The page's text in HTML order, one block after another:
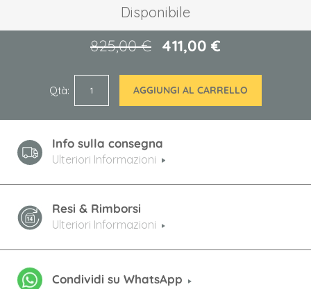
Disponibile
411,00 €
825,00 €
Qtà AGGIUNGI AL CARRELLO
Info sulla consegna
Ulteriori Informazioni
Resi & Rimborsi
Ulteriori Informazioni
Condividi su WhatsApp